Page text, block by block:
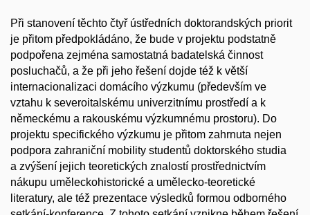
Při stanovení těchto čtyř ústředních doktorandských priorit
je přitom předpokládáno, že bude v projektu podstatně
podpořena zejména samostatná badatelská činnost
posluchačů, a že při jeho řešení dojde též k větší
internacionalizaci domácího výzkumu (především ve
vztahu k severoitalskému univerzitnímu prostředí a k
německému a rakouskému výzkumnému prostoru). Do
projektu specifického výzkumu je přitom zahrnuta nejen
podpora zahraniční mobility studentů doktorského studia
a zvýšení jejich teoretických znalostí prostřednictvím
nákupu uměleckohistorické a umělecko-teoretické
literatury, ale též prezentace výsledků formou odborného